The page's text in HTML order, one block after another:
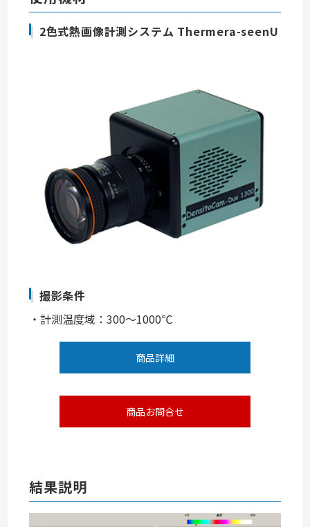
2色式熱画像計測システム Thermera-seenU
撮影条件
・計測温度域：300～1000℃
商品詳細
商品お問合せ
結果説明